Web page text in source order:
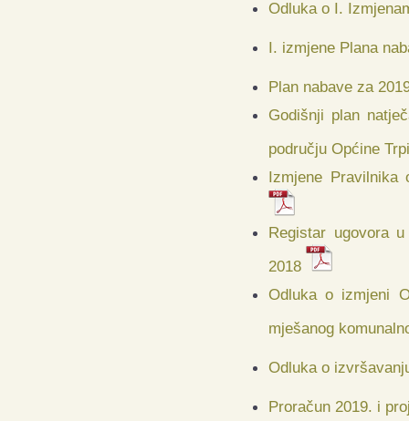
Odluka o I.
I. izmjene Plana
Plan nabave za
Godišnji plan
području Općine
Izmjene Pravilnika
Registar ugovora
2018
Odluka o izmjeni
mješanog
Odluka o
Proračun 2019. i